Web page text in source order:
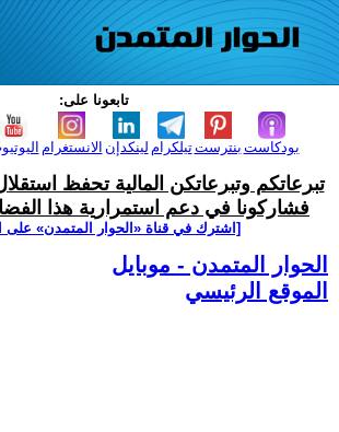
تابعونا على:
الانستغرام لينكدإن تيلكرامبنترست بودكاست
تبرعاتكم وتبرعاتكن المالية تحفظ
فشاركونا في دعم استمرارية هذا
[اشترك في قناة ‫«الحوار المتمدن» على
الحوار المتمدن - موبايل
الموقع الرئيسي